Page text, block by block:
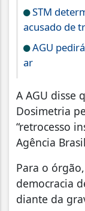
STM
acusado de
AGU
ar
A AGU disse
Dosimetria
“retrocesso
Agência
Para o
democracia
diante da